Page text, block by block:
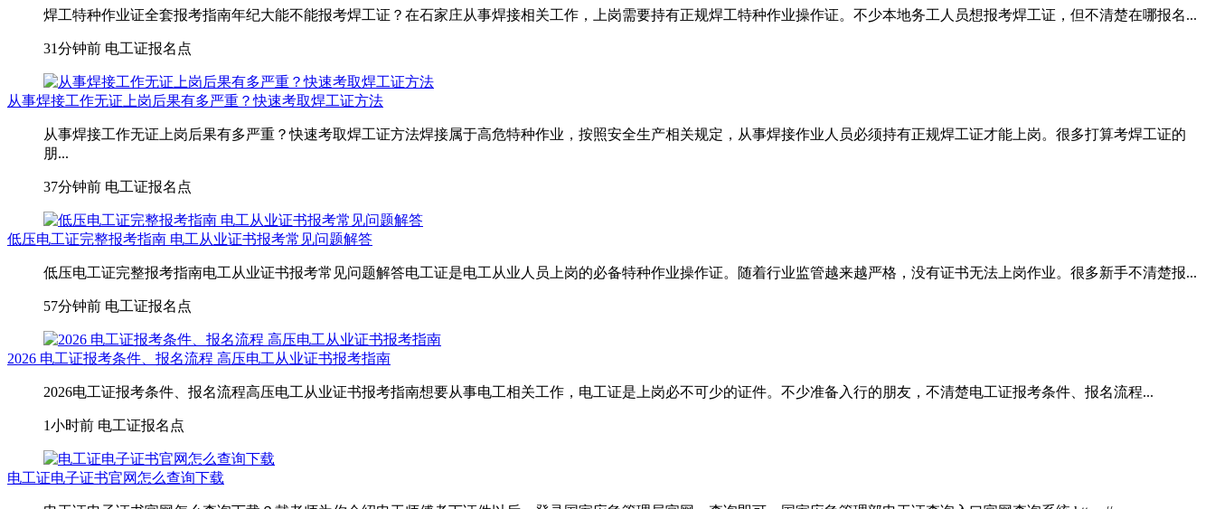
焊工特种作业证全套报考指南年纪大能不能报考焊工证？在石家庄从事焊接相关工作，上岗需要持有正规焊工特种作业操作证。不少本地务工人员想报考焊工证，但不清楚在哪报名...
31分钟前 电工证报名点
从事焊接工作无证上岗后果有多严重？快速考取焊工证方法
从事焊接工作无证上岗后果有多严重？快速考取焊工证方法焊接属于高危特种作业，按照安全生产相关规定，从事焊接作业人员必须持有正规焊工证才能上岗。很多打算考焊工证的
朋...
37分钟前 电工证报名点
低压电工证完整报考指南 电工从业证书报考常见问题解答
低压电工证完整报考指南电工从业证书报考常见问题解答电工证是电工从业人员上岗的必备特种作业操作证。随着行业监管越来越严格，没有证书无法上岗作业。很多新手不清楚报...
57分钟前 电工证报名点
2026 电工证报考条件、报名流程 高压电工从业证书报考指南
2026电工证报考条件、报名流程高压电工从业证书报考指南想要从事电工相关工作，电工证是上岗必不可少的证件。不少准备入行的朋友，不清楚电工证报考条件、报名流程...
1小时前 电工证报名点
电工证电子证书官网怎么查询下载